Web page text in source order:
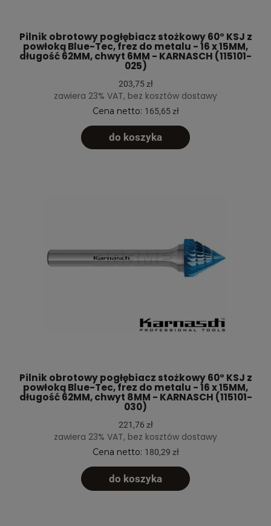
Pilnik obrotowy pogłębiacz stożkowy 60° KSJ z
powłoką Blue-Tec, frez do metalu - 16 x 15MM,
długość 62MM, chwyt 6MM - KARNASCH (115101-
025)
203,75 zł
zawiera 23% VAT, bez kosztów dostawy
Cena netto: 165,65 zł
do koszyka
Pilnik obrotowy pogłębiacz stożkowy 60° KSJ z
powłoką Blue-Tec, frez do metalu - 16 x 15MM,
długość 62MM, chwyt 8MM - KARNASCH (115101-
030)
221,76 zł
zawiera 23% VAT, bez kosztów dostawy
Cena netto: 180,29 zł
do koszyka